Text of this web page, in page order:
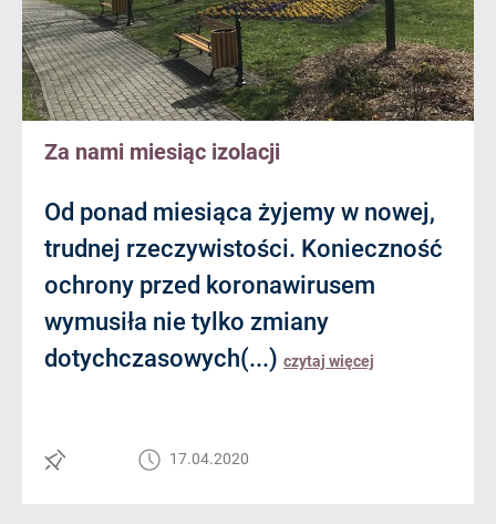
Za nami miesiąc izolacji
Od ponad miesiąca żyjemy w nowej,
trudnej rzeczywistości. Konieczność
ochrony przed koronawirusem
wymusiła nie tylko zmiany
dotychczasowych(...) czytaj więcej
17.04.2020